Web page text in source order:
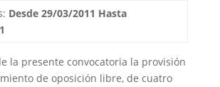
Desde 29/03/2011 Hasta
la presente convocatoria la provisión
de oposición libre, de cuatro